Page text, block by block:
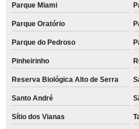
Parque Miami
Parque Oratório
Parque do Pedroso
Pinheirinho
Reserva Biológica Alto de Serra
Santo André
Sítio dos Vianas